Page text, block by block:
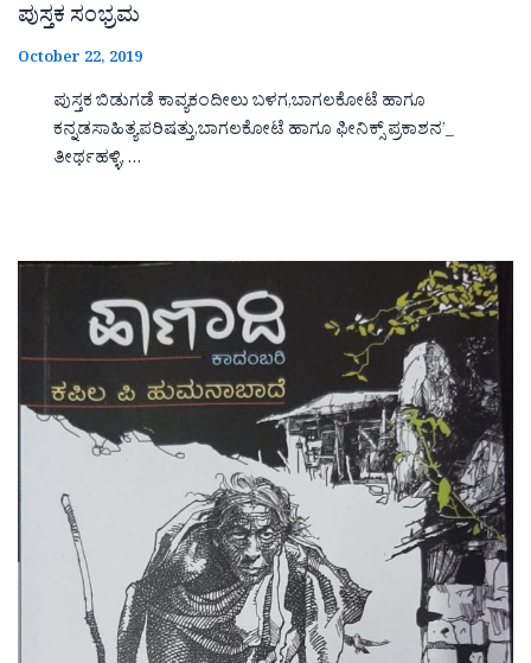
ಪುಸ್ತಕ ಸಂಭ್ರಮ
October 22, 2019
ಪುಸ್ತಕ ಬಿಡುಗಡೆ ಕಾವ್ಯಕಂದೀಲು ಬಳಗ,ಬಾಗಲಕೋಟೆ ಹಾಗೂ
ಕನ್ನಡಸಾಹಿತ್ಯಪರಿಷತ್ತು,ಬಾಗಲಕೋಟೆ ಹಾಗೂ ಫೀನಿಕ್ಸ್ ಪ್ರಕಾಶನ’_
ತೀರ್ಥಹಳ್ಳಿ, …